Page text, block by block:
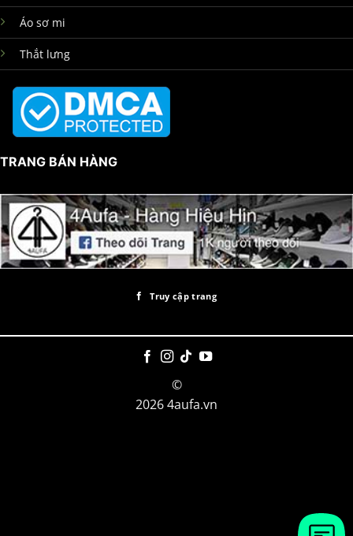
Áo sơ mi
Thắt lưng
TRANG BÁN HÀNG
Truy cập trang
©
2026 4aufa.vn